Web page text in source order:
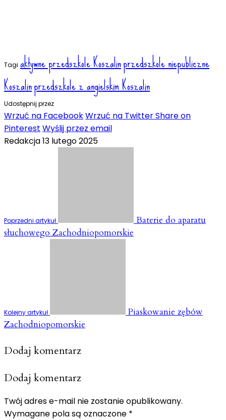
Tagi aktywne przedszkole Koszalinprzedszkole niepubliczne
Koszalinprzedszkole z angielskim Koszalin
Udostępnij przez
Wrzuć na FacebookWrzuć na TwitterShare on
Pinterest Wyślij przez email
Redakcja13 lutego 2025
Poprzedni artykuł
Baterie do aparatu
słuchowego Zachodniopomorskie
Kolejny artykuł
Piaskowanie zębów
Zachodniopomorskie
Dodaj komentarz
Dodaj komentarz
Twój adres e-mail nie zostanie opublikowany.
Wymagane pola są oznaczone *